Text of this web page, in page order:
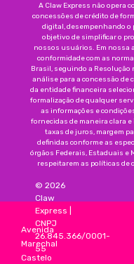
A Claw Express não opera
concessões de crédito de
digital, desempenhando o
objetivo de simplificar o
nossos usuários. Em nossa
conformidade com as
Brasil, seguindo a Resolução
análise para a concessão de
da entidade financeira
formalização de qualquer
as informações e
fornecidas de maneira clara
taxas de juros, margem
definidas conforme as
órgãos Federais, Estaduais e
respeitarem as políticas de
Avenida
Marechal
Castelo
© 2026
Claw
Express
CNPJ
26.845.366/0001-
55